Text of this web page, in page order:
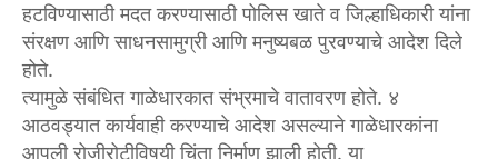
हटविण्यासाठी मदत करण्यासाठी पोलिस खाते व जिल्हाधिकारी यांना
संरक्षण आणि साधनसामुग्री आणि मनुष्यबळ पुरवण्याचे आदेश दिले
होते.
त्यामुळे संबंधित गाळेधारकात संभ्रमाचे वातावरण होते. ४
आठवड्यात कार्यवाही करण्याचे आदेश असल्याने गाळेधारकांना
आपली रोजीरोटीविषयी चिंता निर्माण झाली होती. या